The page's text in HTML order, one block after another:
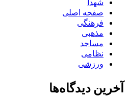
شهدا
صفحه اصلی
فرهنگی
مذهبی
مساجد
نظامی
ورزشی
آخرین دیدگاه‌ها